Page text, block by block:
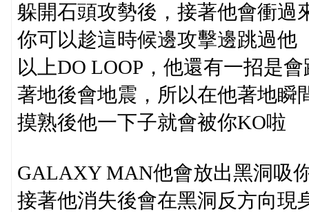
躲開石頭攻勢後，接著他會衝過
你可以趁這時候邊攻擊邊跳過他
以上DO LOOP，他還有一招是
著地後會地震，所以在他著地瞬
摸熟後他一下子就會被你KO啦
GALAXY MAN他會放出黑洞吸
接著他消失後會在黑洞反方向現